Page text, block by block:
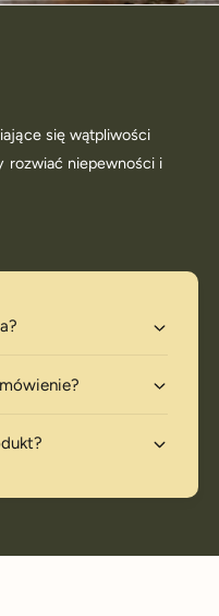
się wątpliwości
rozwiać niepewności i